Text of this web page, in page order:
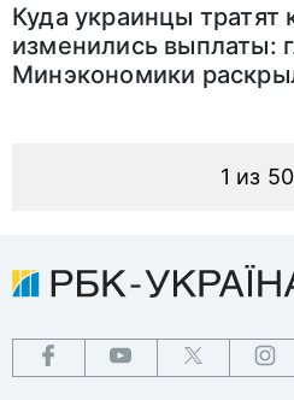
Куда украинцы тратят
изменились выплаты:
Минэкономики
1 из 50